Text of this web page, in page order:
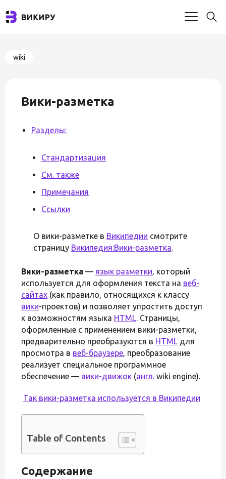
wiki
Вики-разметка
Разделы:
Стандартизация
См. также
Примечания
Ссылки
О вики-разметке в Википедии смотрите
страницу Википедия:Вики-разметка.
Вики-разметка — язык разметки, который
используется для оформления текста на веб-
сайтах (как правило, относящихся к классу
вики-проектов) и позволяет упростить доступ
к возможностям языка HTML. Страницы,
оформленные с применением вики-разметки,
предварительно преобразуются в HTML для
просмотра в веб-браузере, преобразование
реализует специальное программное
обеспечение — вики-движок (англ. wiki engine).
Так вики-разметка используется в Википедии
Table of Contents
Содержание